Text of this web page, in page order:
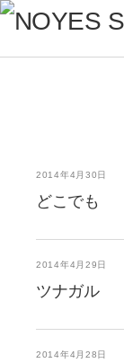
2014年4月30日
どこでも
2014年4月29日
ツナガル
2014年4月28日